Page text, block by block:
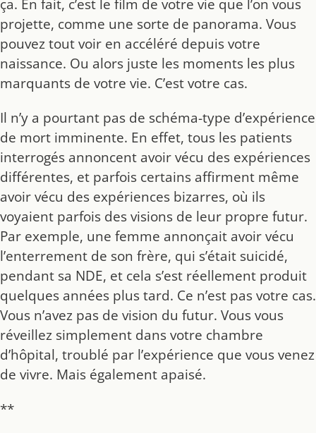
projette, comme une sorte de panorama. Vous
pouvez tout voir en accéléré depuis votre
naissance. Ou alors juste les moments les plus
marquants de votre vie. C’est votre cas.
Il n’y a pourtant pas de schéma-type d’expérience
de mort imminente. En effet, tous les patients
interrogés annoncent avoir vécu des expériences
différentes, et parfois certains affirment même
avoir vécu des expériences bizarres, où ils
voyaient parfois des visions de leur propre futur.
Par exemple, une femme annonçait avoir vécu
l’enterrement de son frère, qui s’était suicidé,
pendant sa NDE, et cela s’est réellement produit
quelques années plus tard. Ce n’est pas votre cas.
Vous n’avez pas de vision du futur. Vous vous
réveillez simplement dans votre chambre
d’hôpital, troublé par l’expérience que vous venez
de vivre. Mais également apaisé.
**